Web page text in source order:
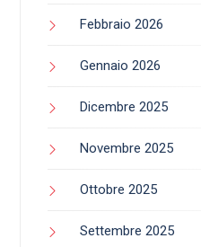
Febbraio 2026
Gennaio 2026
Dicembre 2025
Novembre 2025
Ottobre 2025
Settembre 2025